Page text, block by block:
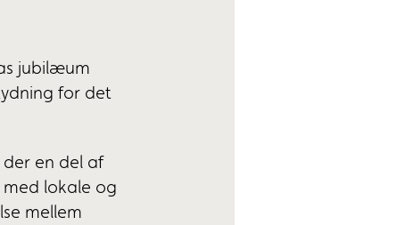
jubilæum
for det
en del af
lokale og
mellem